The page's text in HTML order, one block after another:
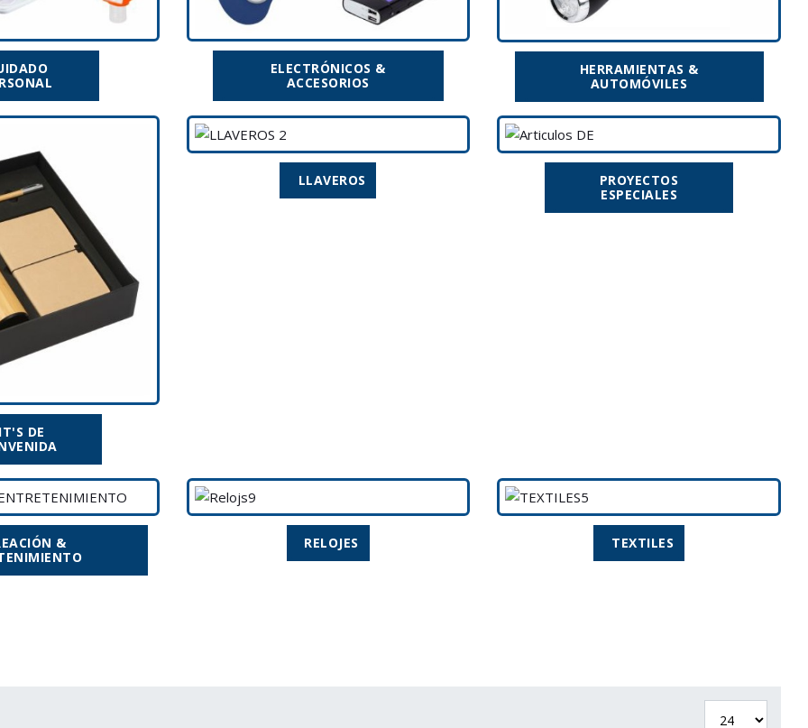
ELECTRÓNICOS &
ACCESORIOS
HERRAMIENTAS &
AUTOMÓVILES
DE
LLAVEROS
PROYECTOS
ESPECIALES
&
RELOJES TEXTILES